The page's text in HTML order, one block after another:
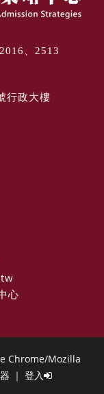
、2513
行政大樓
心
Chrome/Mozilla
｜ 登入